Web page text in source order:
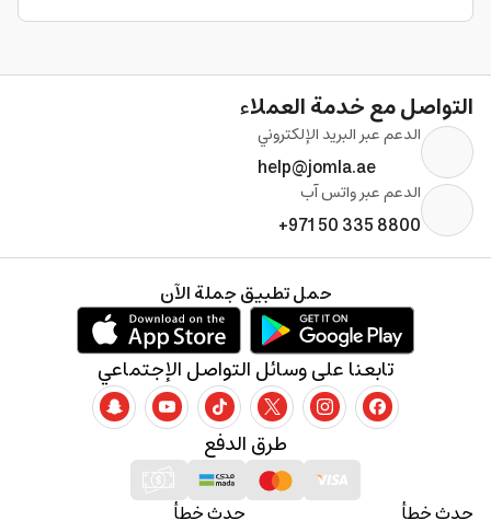
التواصل مع خدمة العملاء
الدعم عبر البريد الإلكتروني
help@jomla.ae
الدعم عبر واتس آب
+971 50 335 8800
حدث خطأ حدث خطأ
طرق الدفع
تابعنا على وسائل التواصل الإجتماعي
حمل تطبيق جملة الآن